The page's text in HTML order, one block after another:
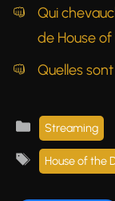
Qui
de House of
Quelles
Catégories
Streaming
Étiquettes
House of the